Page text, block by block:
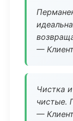
—
Чистка
чистые.
—